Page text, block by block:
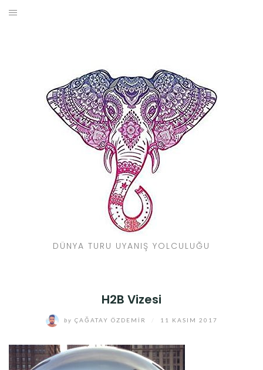
Skip
DÜNYA TURU UYANIŞ YOLCULUĞU
H2B Vizesi
by ÇAĞATAY ÖZDEMIR 11 KASIM 2017
SEYAHAT REHBERI